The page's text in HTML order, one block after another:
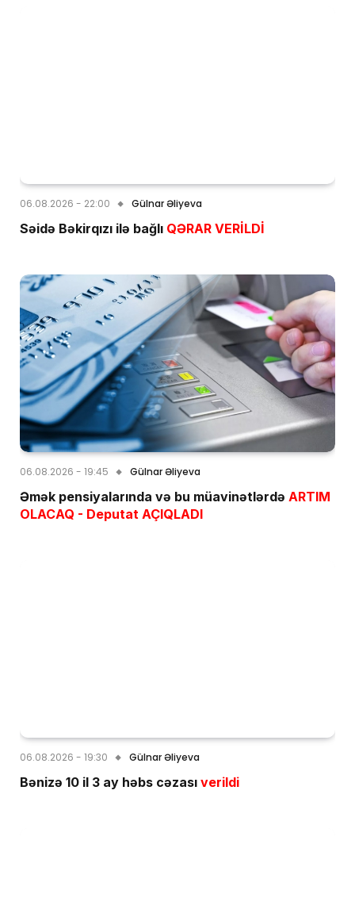
06.08.2026 - 22:00 Gülnar Əliyeva
Səidə Bəkirqızı ilə bağlı QƏRAR VERİLDİ
06.08.2026 - 19:45 Gülnar Əliyeva
Əmək pensiyalarında və bu müavinətlərdə ARTIM
OLACAQ - Deputat AÇIQLADI
06.08.2026 - 19:30 Gülnar Əliyeva
Bənizə 10 il 3 ay həbs cəzası verildi